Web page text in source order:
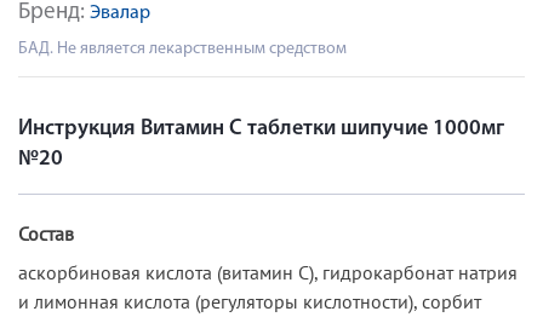
Бренд: Эвалар
БАД. Не является лекарственным средством
Инструкция Витамин С таблетки шипучие 1000мг
№20
Состав
аскорбиновая кислота (витамин С), гидрокарбонат натрия
и лимонная кислота (регуляторы кислотности), сорбит